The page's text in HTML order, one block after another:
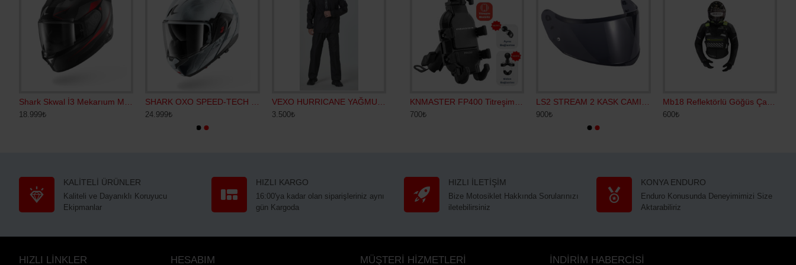
Shark Skwal İ3 Mekarıum Mat Kapalı Kask
18.999₺
SHARK OXO SPEED-TECH ÇENE AÇILIR KASK
24.999₺
VEXO HURRICANE YAĞMURLUK SİYAH
3.500₺
330₺ 500₺
FİLE DEMİR KANCA İTHAL
250₺
KNMASTER FP400 Titreşim Engelleyicili Tüm Motosikletlere Uyumlu Telefon Tutucu
700₺
LS2 STREAM 2 KASK CAMI SİYAH
900₺
Mb18 Reflektörlü Göğüs Çantası
600₺
KALİTELİ ÜRÜNLER
Kaliteli ve Dayanıklı Koruyucu
Ekipmanlar
HIZLI KARGO
16:00'ya kadar olan siparişleriniz aynı
gün Kargoda
HIZLI İLETİŞİM
Bize Motosiklet Hakkında Sorularınızı
iletebilirsiniz
KONYA ENDURO
Enduro Konusunda Deneyimimizi Size
Aktarabiliriz
HIZLI LİNKLER HESABIM MÜŞTERİ HİZMETLERİ İNDİRİM HABERCİSİ